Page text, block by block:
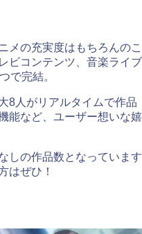
メの充実度はもちろんのこ
ビコンテンツ、音楽ライブ
で完結。
8人がリアルタイムで作品
能など、ユーザー想いな嬉
しの作品数となっています
はぜひ！